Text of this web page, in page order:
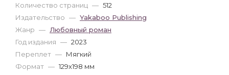
Количество страниц — 512
Издательство — Yakaboo Publishing
Жанр — Любовный роман
Год издания — 2023
Переплет — Мягкий
Формат — 129x198 мм